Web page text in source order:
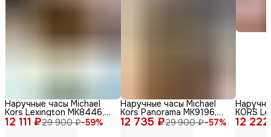
12 111 ₽29 900 ₽−59%
Наручные часы Michael
Kors Lexington MK8446,
мужские, кварцевый
механизм, золотые
12 735 ₽29 900 ₽−57%
Наручные часы Michael
Kors Panorama MK9196,
нержавеющая сталь,
серебристый
12
KORS
сталь